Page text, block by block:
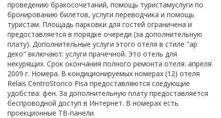
проведению бракосочетаний, помощь туристамуслуги по
бронированию билетов, услуги переводчика и помощь
туристам. Площадь парковки для гостей ограничена и
предоставляется в порядке очереди (за дополнительную
плату). Дополнительные услуги этого отеля в стиле "ар
деко" включают: услуги прачечной. Это отель для
некурящих. Срок окончания полного ремонта отеля: апреля
2009 г. Номера. В кондиционируемых номерах (12) отеля
Relais CentroStorico Pisa предоставляются следующие
удобства: фен. За дополнительную плату предоставляется
беспроводной доступ в Интернет. В номерах есть
проекционные ТВ-панели.